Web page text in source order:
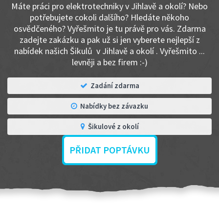
Máte práci pro elektrotechniky v Jihlavě a okolí? Nebo
potřebujete cokoli dalšího? Hledáte někoho
osvědčeného? Vyřešmito je tu právě pro vás. Zdarma
zadejte zakázku a pak už si jen vyberete nejlepší z
nabídek našich Šikulů v Jihlavě a okolí . Vyřešmito ...
levněji a bez firem :-)
Zadání zdarma
Nabídky bez závazku
Šikulové z okolí
PŘIDAT POPTÁVKU